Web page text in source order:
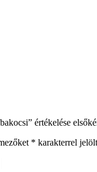
értékelése
* karakterrel